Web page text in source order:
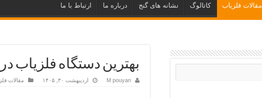
مقالات فلزیاب کاتالوگ نشانه های گنج درباره ما ارتباط با ما
بهترین دستگاه فلزیاب
M pouyan اردیبهشت ۳۰, ۱۴۰۵ مقالات